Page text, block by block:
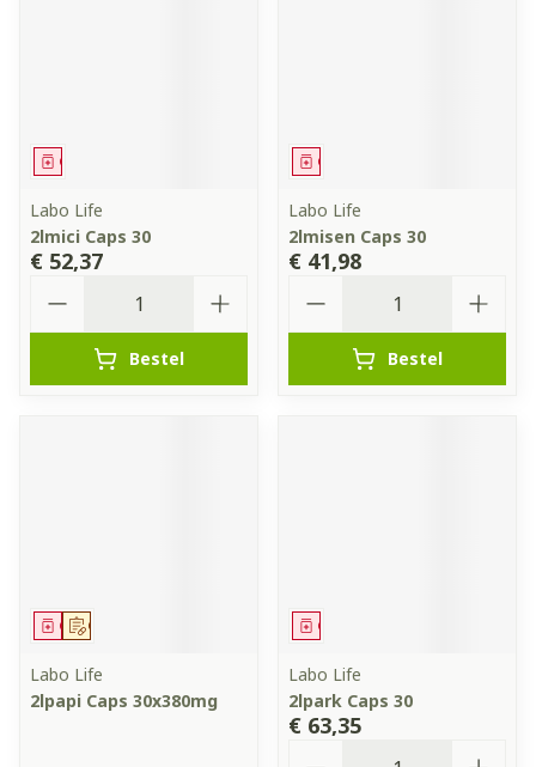
Geneesmiddel
Labo Life
2lmici Caps 30
€ 52,37
Bestel
Geneesmiddel
Labo Life
2lmisen Caps 30
€ 41,98
Bestel
Op voorschrift
Geneesmiddel
Labo Life
2lpapi Caps 30x380mg
Geneesmiddel
Labo Life
2lpark Caps 30
€ 63,35